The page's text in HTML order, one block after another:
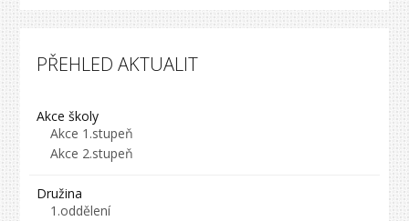
PŘEHLED AKTUALIT
Akce školy
Akce 1.stupeň
Akce 2.stupeň
Družina
1.oddělení